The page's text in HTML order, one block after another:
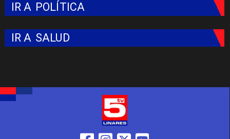
IR A POLÍTICA
IR A SALUD